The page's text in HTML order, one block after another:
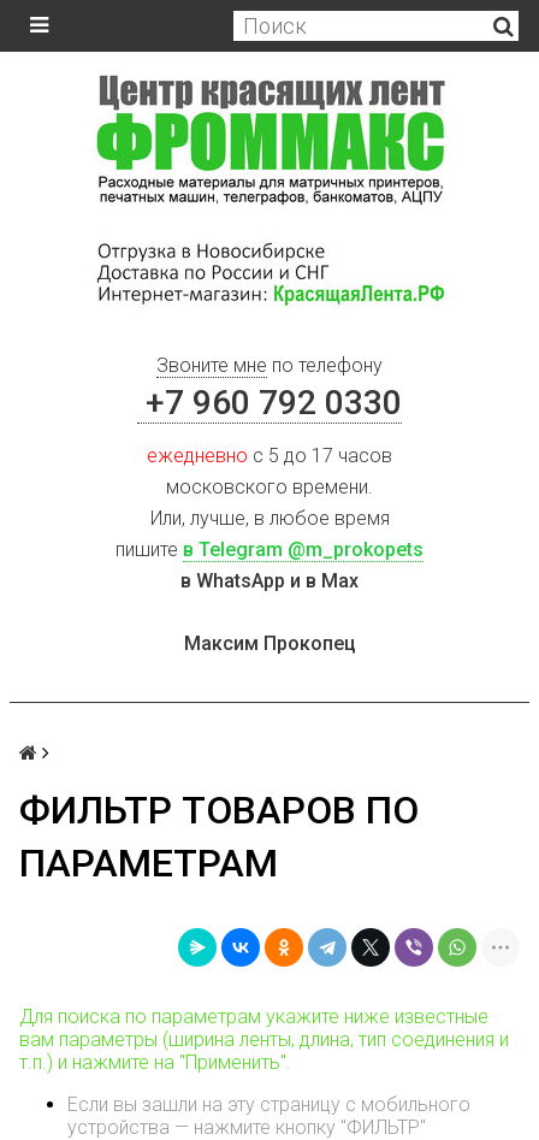
Звоните мне по телефону
+7 960 792 0330
ежедневно с 5 до 17 часов
московского времени.
Или, лучше, в любое время
пишите в Telegram @m_prokopets
в WhatsApp и в Max
Максим Прокопец
ФИЛЬТР ТОВАРОВ ПО
ПАРАМЕТРАМ
Для поиска по параметрам укажите ниже известные
вам параметры (ширина ленты, длина, тип соединения и
т.п.) и нажмите на "Применить".
Если вы зашли на эту страницу с мобильного
устройства — нажмите кнопку "ФИЛЬТР"